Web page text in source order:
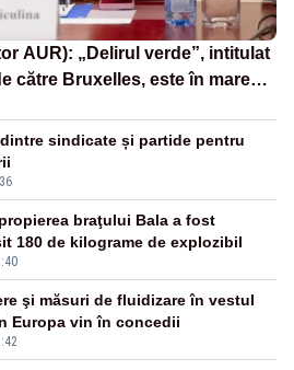
AUR): „Delirul verde”, intitulat
către Bruxelles, este în mare
apocalipsă energetică”
sindicate și partide pentru
braţului Bala a fost
180 de kilograme de explozibil
şi măsuri de fluidizare în vestul
Europa vin în concedii